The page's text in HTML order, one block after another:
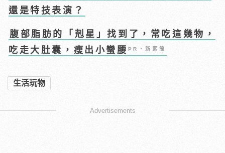
還是特技表演？
腹部脂肪的「剋星」找到了，常吃這幾物，
吃走大肚囊，瘦出小蠻腰 PR・新素簡
生活玩物
Advertisements